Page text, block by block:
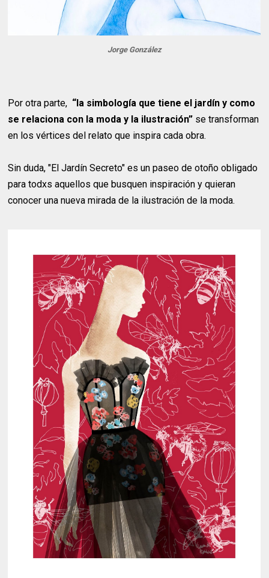
Jorge González
Por otra parte, “la simbología que tiene el jardín y como
se relaciona con la moda y la ilustración” se transforman
en los vértices del relato que inspira cada obra.
Sin duda, "El Jardín Secreto" es un paseo de otoño obligado
para todxs aquellos que busquen inspiración y quieran
conocer una nueva mirada de la ilustración de la moda.